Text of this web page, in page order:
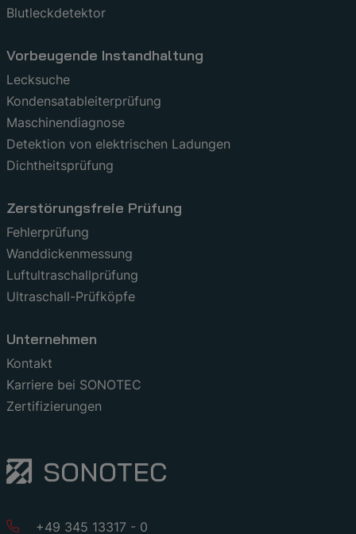
Blutleckdetektor
Vorbeugende Instandhaltung
Lecksuche
Kondensatableiterprüfung
Maschinendiagnose
Detektion von elektrischen Ladungen
Dichtheitsprüfung
Zerstörungsfreie Prüfung
Fehlerprüfung
Wanddickenmessung
Luftultraschallprüfung
Ultraschall-Prüfköpfe
Unternehmen
Kontakt
Karriere bei SONOTEC
Zertifizierungen
+49 345 13317 - 0